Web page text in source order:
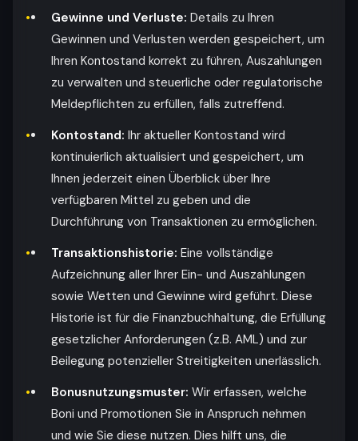
Gewinne und Verluste: Details zu Ihren
Gewinnen und Verlusten werden gespeichert, um
Ihren Kontostand korrekt zu führen, Auszahlungen
zu verwalten und steuerliche oder regulatorische
Meldepflichten zu erfüllen, falls zutreffend.
Kontostand: Ihr aktueller Kontostand wird
kontinuierlich aktualisiert und gespeichert, um
Ihnen jederzeit einen Überblick über Ihre
verfügbaren Mittel zu geben und die
Durchführung von Transaktionen zu ermöglichen.
Transaktionshistorie: Eine vollständige
Aufzeichnung aller Ihrer Ein- und Auszahlungen
sowie Wetten und Gewinne wird geführt. Diese
Historie ist für die Finanzbuchhaltung, die Erfüllung
gesetzlicher Anforderungen (z.B. AML) und zur
Beilegung potenzieller Streitigkeiten unerlässlich.
Bonusnutzungsmuster: Wir erfassen, welche
Boni und Promotionen Sie in Anspruch nehmen
und wie Sie diese nutzen. Dies hilft uns, die